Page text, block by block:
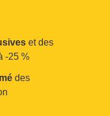
et des
-25 %
des